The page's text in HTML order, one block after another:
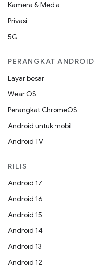
Kamera & Media
Privasi
5G
PERANGKAT ANDROID
Layar besar
Wear OS
Perangkat ChromeOS
Android untuk mobil
Android TV
RILIS
Android 17
Android 16
Android 15
Android 14
Android 13
Android 12